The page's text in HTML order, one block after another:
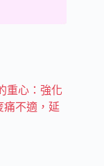
重心：強化
痛不適，延